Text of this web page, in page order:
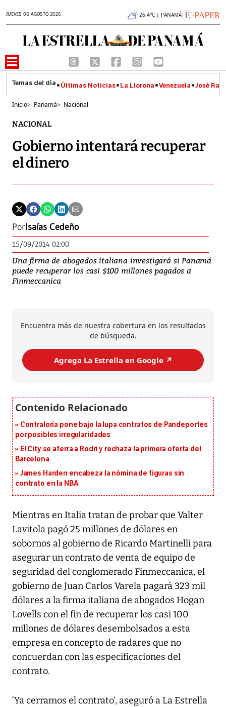
JUEVES 06 AGOSTO 2026 26.4°C | PANAMÁ
Últimas Noticias La Llorona Venezuela José
Inicio> Panamá> Nacional
NACIONAL
Gobierno intentará recuperar
el dinero
PorIsaías Cedeño
15/09/2014 02:00
Una firma de abogados italiana investigará si Panamá
puede recuperar los casi $100 millones pagados a
Finmeccanica
Encuentra más de nuestra cobertura en los resultados
de búsqueda.
Agrega La Estrella en Google ↗️
Contraloría pone bajo la lupa contratos de Pandeportes
por posibles irregularidades
El City se aferra a Rodri y rechaza la primera oferta del
Barcelona
James Harden encabeza la nómina de figuras sin
contrato en la NBA
Mientras en Italia tratan de probar que Valter
Lavitola pagó 25 millones de dólares en
sobornos al gobierno de Ricardo Martinelli para
asegurar un contrato de venta de equipo de
seguridad del conglomerado Finmeccanica, el
gobierno de Juan Carlos Varela pagará 323 mil
dólares a la firma italiana de abogados Hogan
Lovells con el fin de recuperar los casi 100
millones de dólares desembolsados a esta
empresa en concepto de radares que no
concuerdan con las especificaciones del
contrato.
‘Ya cerramos el contrato’, aseguró a La Estrella